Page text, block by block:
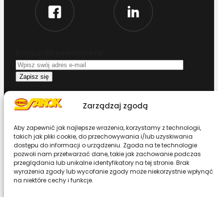
Zarządzaj zgodą
Aby zapewnić jak najlepsze wrażenia, korzystamy z technologii,
takich jak pliki cookie, do przechowywania i/lub uzyskiwania
dostępu do informacji o urządzeniu. Zgoda na te technologie
pozwoli nam przetwarzać dane, takie jak zachowanie podczas
przeglądania lub unikalne identyfikatory na tej stronie. Brak
wyrażenia zgody lub wycofanie zgody może niekorzystnie wpłynąć
na niektóre cechy i funkcje.
Oświadczam, że przeczytałem i akceptuję
warunki korzystania z serwisu
Chcesz zostać dystrybutorem?
Design & Code by Foxstudio.eu